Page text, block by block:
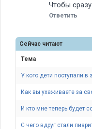
Чтобы
Ответить
Сейчас читают
Тема
У кого дети поступали
Как вы ухаживаете за
И кто мне теперь будет
С чего вдруг стали